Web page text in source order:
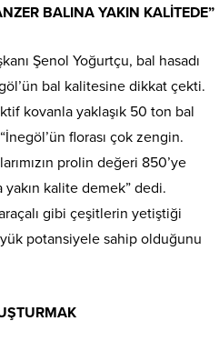
BALINA YAKIN KALİTEDE”
Şenol Yoğurtçu, bal hasadı
bal kalitesine dikkat çekti.
kovanla yaklaşık 50 ton bal
florası çok zengin.
prolin değeri 850’ye
yakın kalite demek” dedi.
gibi çeşitlerin yetiştiği
potansiyele sahip olduğunu